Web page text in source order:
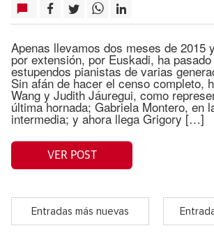
Apenas llevamos dos meses de 2015
por extensión, por Euskadi, ha
estupendos pianistas de varias
Sin afán de hacer el censo completo,
Wang y Judith Jáuregui, como
última hornada; Gabriela Montero, en
intermedia; y ahora llega Grigory […]
VER POST
Entradas más nuevas